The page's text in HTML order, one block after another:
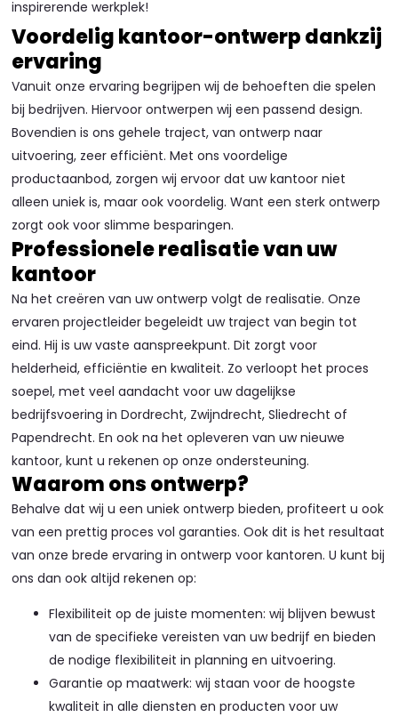
inspirerende werkplek!
Voordelig kantoor-ontwerp dankzij
ervaring
Vanuit onze ervaring begrijpen wij de behoeften die spelen
bij bedrijven. Hiervoor ontwerpen wij een passend design.
Bovendien is ons gehele traject, van ontwerp naar
uitvoering, zeer efficiënt. Met ons voordelige
productaanbod, zorgen wij ervoor dat uw kantoor niet
alleen uniek is, maar ook voordelig. Want een sterk ontwerp
zorgt ook voor slimme besparingen.
Professionele realisatie van uw
kantoor
Na het creëren van uw ontwerp volgt de realisatie. Onze
ervaren projectleider begeleidt uw traject van begin tot
eind. Hij is uw vaste aanspreekpunt. Dit zorgt voor
helderheid, efficiëntie en kwaliteit. Zo verloopt het proces
soepel, met veel aandacht voor uw dagelijkse
bedrijfsvoering in Dordrecht, Zwijndrecht, Sliedrecht of
Papendrecht. En ook na het opleveren van uw nieuwe
kantoor, kunt u rekenen op onze ondersteuning.
Waarom ons ontwerp?
Behalve dat wij u een uniek ontwerp bieden, profiteert u ook
van een prettig proces vol garanties. Ook dit is het resultaat
van onze brede ervaring in ontwerp voor kantoren. U kunt bij
ons dan ook altijd rekenen op:
Flexibiliteit op de juiste momenten: wij blijven bewust
van de specifieke vereisten van uw bedrijf en bieden
de nodige flexibiliteit in planning en uitvoering.
Garantie op maatwerk: wij staan voor de hoogste
kwaliteit in alle diensten en producten voor uw